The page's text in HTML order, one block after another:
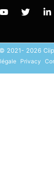
2021- 2026
Privacy